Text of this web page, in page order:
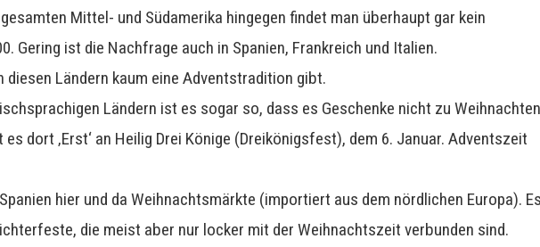
Mittel- und Südamerika hingegen findet man überhaupt gar kein
Gering ist die Nachfrage auch in Spanien, Frankreich und Italien.
diesen Ländern kaum eine Adventstradition gibt.
Ländern ist es sogar so, dass es Geschenke nicht zu
dort ‚Erst‘ an Heilig Drei Könige (Dreikönigsfest), dem 6. Januar. Adventszeit
hier und da Weihnachtsmärkte (importiert aus dem nördlichen Europa).
die meist aber nur locker mit der Weihnachtszeit verbunden sind.